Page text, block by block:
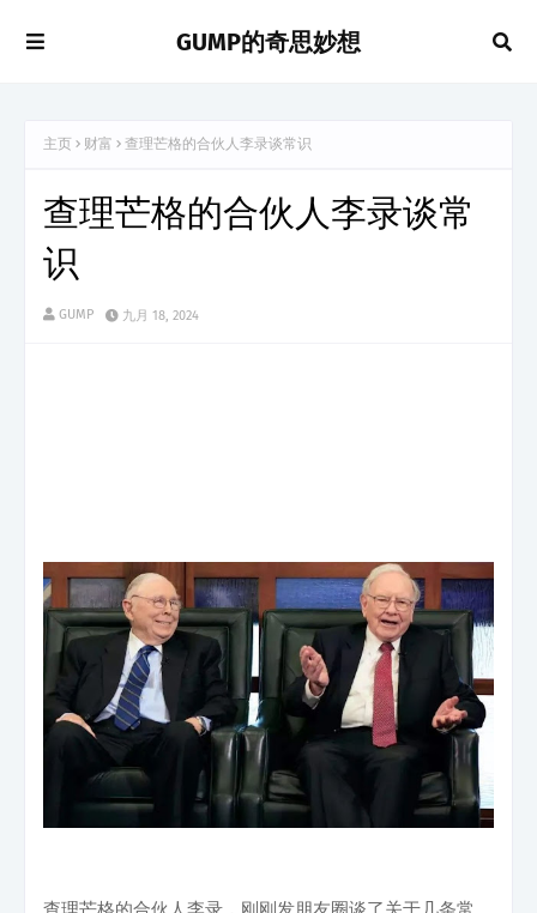
GUMP的奇思妙想
主页 财富 查理芒格的合伙人李录谈常识
查理芒格的合伙人李录谈常
识
GUMP 九月 18, 2024